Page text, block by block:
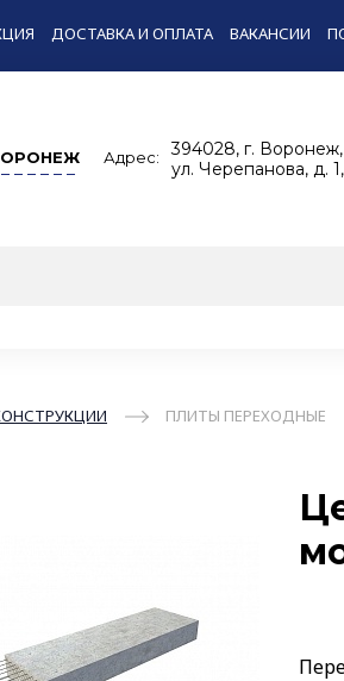
ДОСТАВКА И ОПЛАТА ВАКАНСИИ
Адрес:
394028, г. Воронеж,
ул. Черепанова, д.
ПЛИТЫ ПЕРЕХОДНЫЕ